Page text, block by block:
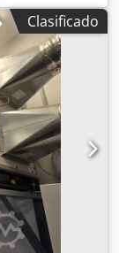
primera línea
unidad de
encuentra
del aire
y es
de pintura,
para grandes
Huber &
Tamaño: X-
de
del aire:
Clasificado